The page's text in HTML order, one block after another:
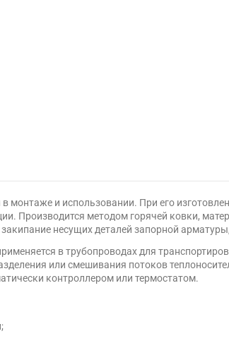
монтаже и использовании. При его
Производится методом горячей ковки,
несущих деталей запорной
в трубопроводах для
или смешивания потоков
контроллером или термостатом.